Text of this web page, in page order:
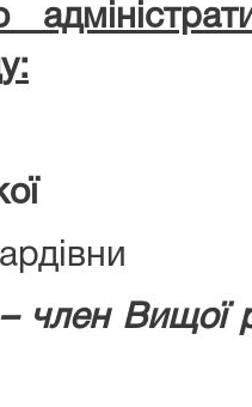
член Вищої